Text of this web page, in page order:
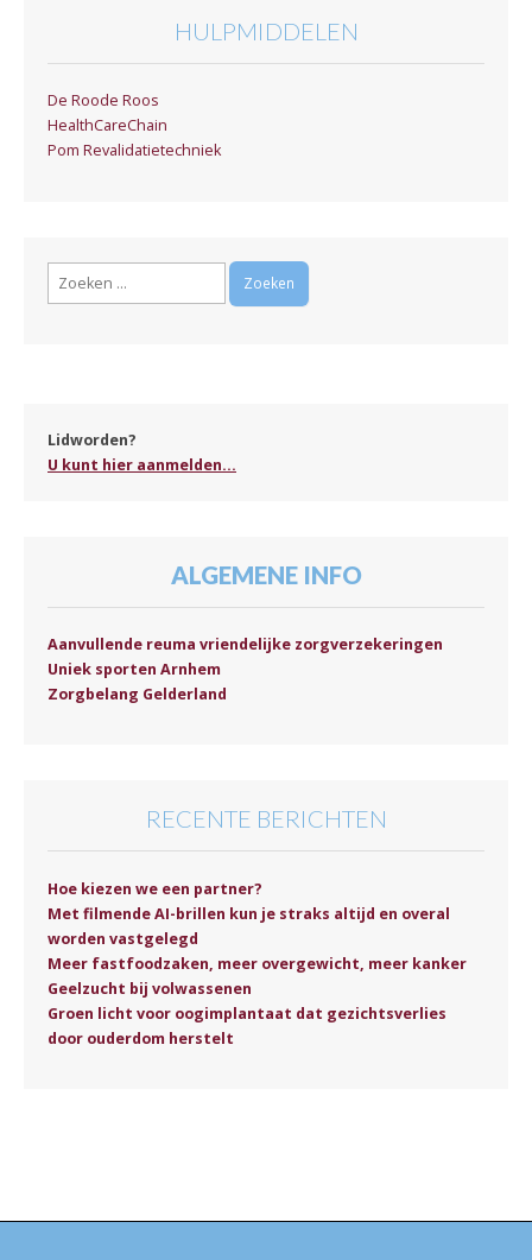
HULPMIDDELEN
De Roode Roos
HealthCareChain
Pom Revalidatietechniek
Zoeken
Lidworden?
U kunt hier aanmelden...
ALGEMENE INFO
Aanvullende reuma vriendelijke zorgverzekeringen
Uniek sporten Arnhem
Zorgbelang Gelderland
RECENTE BERICHTEN
Hoe kiezen we een partner?
Met filmende AI-brillen kun je straks altijd en overal
worden vastgelegd
Meer fastfoodzaken, meer overgewicht, meer kanker
Geelzucht bij volwassenen
Groen licht voor oogimplantaat dat gezichtsverlies
door ouderdom herstelt